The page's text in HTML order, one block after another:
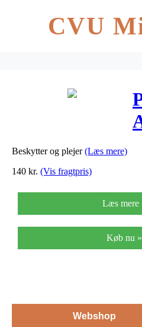
CVU
Beskytter og plejer(Læs mere)
140 kr. (Vis fragtpris)
Læs mere
Køb nu »
Webshop